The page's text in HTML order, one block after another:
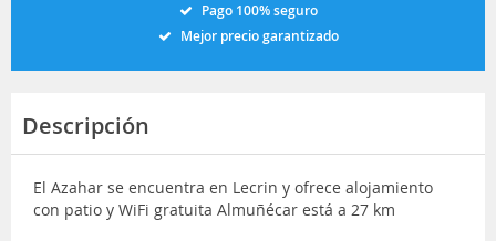
Pago 100% seguro
Mejor precio garantizado
Descripción
El Azahar se encuentra en Lecrin y ofrece alojamiento
con patio y WiFi gratuita Almuñécar está a 27 km